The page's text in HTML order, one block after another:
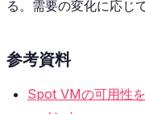
る。需要の変化に応じ
参考資料
Spot VMの可用性